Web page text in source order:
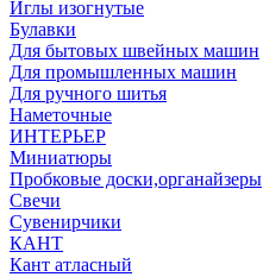
Иглы изогнутые
Булавки
Для бытовых швейных машин
Для промышленных машин
Для ручного шитья
Наметочные
ИНТЕРЬЕР
Миниатюры
Пробковые доски,органайзеры
Свечи
Сувенирчики
КАНТ
Кант атласный